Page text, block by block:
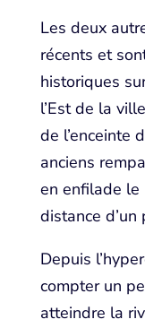
Les deux
récents et
historiques
l’Est de la
de l’enceinte
anciens
en enfilade le
distance
Depuis
compter un
atteindre la